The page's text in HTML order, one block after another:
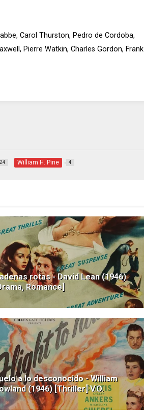
Carol Thurston, Pedro de Cordoba,
Pierre Watkin, Charles Gordon, Frank
William H. Pine 4
rotas - David Lean (1946)
Romance]
a lo desconocido - William
(1946) [Thriller] V.O.